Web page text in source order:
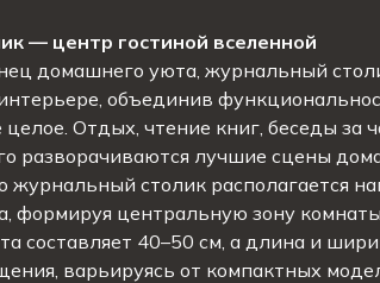
— центр гостиной вселенной
домашнего уюта, журнальный
объединив
целое. Отдых, чтение книг, беседы за
разворачиваются лучшие сцены
журнальный столик располагается
формируя центральную зону
составляет 40–50 см, а длина и
варьируясь от компактных